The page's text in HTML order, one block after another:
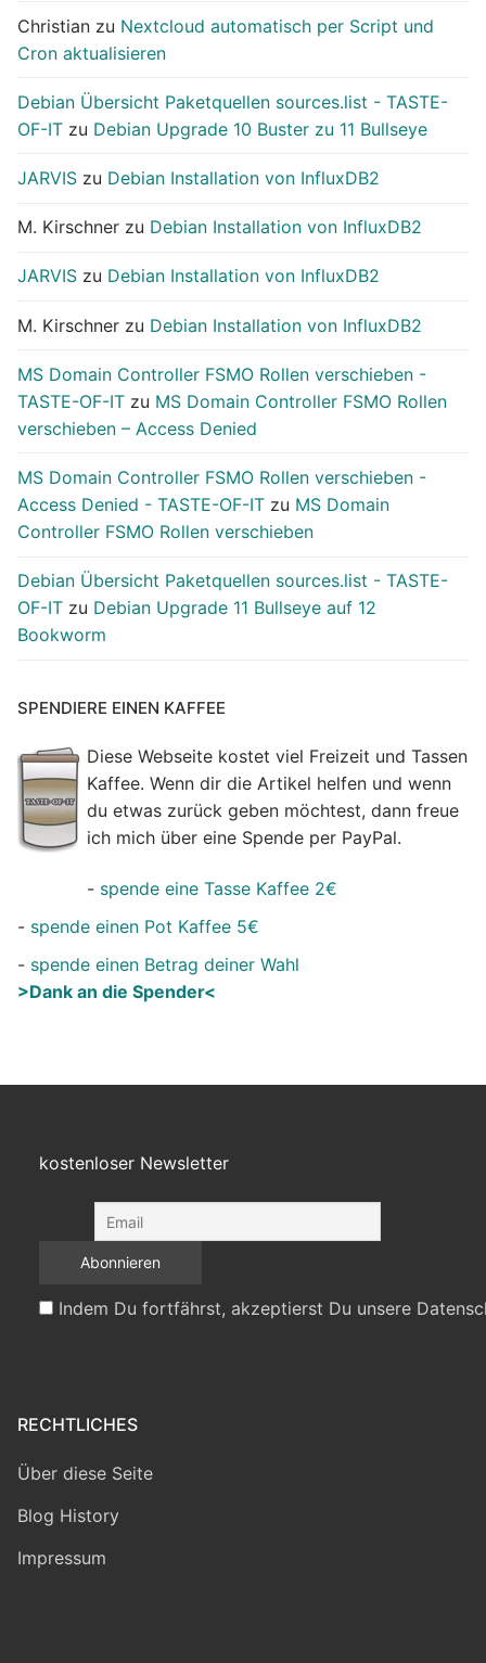
Christian zu Nextcloud automatisch per Script und
Cron aktualisieren
Debian Übersicht Paketquellen sources.list - TASTE-
OF-IT zu Debian Upgrade 10 Buster zu 11 Bullseye
JARVIS zu Debian Installation von InfluxDB2
M. Kirschner zu Debian Installation von InfluxDB2
JARVIS zu Debian Installation von InfluxDB2
M. Kirschner zu Debian Installation von InfluxDB2
MS Domain Controller FSMO Rollen verschieben -
TASTE-OF-IT zu MS Domain Controller FSMO Rollen
verschieben – Access Denied
MS Domain Controller FSMO Rollen verschieben -
Access Denied - TASTE-OF-IT zu MS Domain
Controller FSMO Rollen verschieben
Debian Übersicht Paketquellen sources.list - TASTE-
OF-IT zu Debian Upgrade 11 Bullseye auf 12
Bookworm
SPENDIERE EINEN KAFFEE
Diese Webseite kostet viel Freizeit und Tassen
Kaffee. Wenn dir die Artikel helfen und wenn
du etwas zurück geben möchtest, dann freue
ich mich über eine Spende per PayPal.
- spende eine Tasse Kaffee 2€
- spende einen Pot Kaffee 5€
- spende einen Betrag deiner Wahl
>Dank an die Spender<
kostenloser Newsletter
Indem Du fortfährst, akzeptierst Du unsere
RECHTLICHES
Über diese Seite
Blog History
Impressum